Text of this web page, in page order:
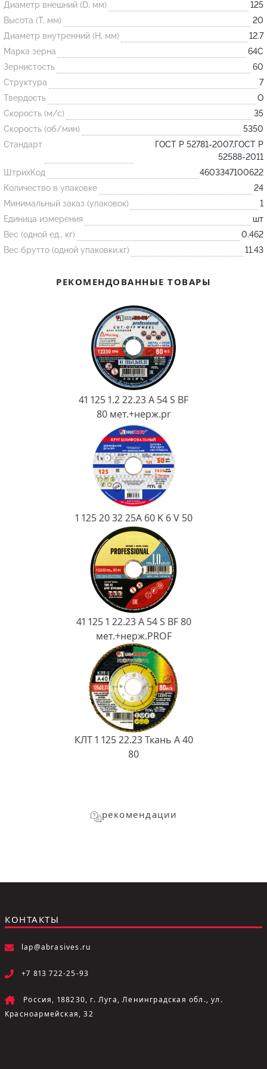
Огнеупорные
изделия
Скачать каталог
Тигель
Муфель
Черпак
Шербер
Трубка
Стержень
Пробка
Подставка
Лодочка
Контакт
Огнеупорная SiC смесь
Диаметр внешний (D, мм)
125
Высота (T, мм)
20
Диаметр внутренний (H, мм)
12.7
Марка зерна
64С
Зернистость
60
Структура
7
Твердость
O
Скорость (м/с)
35
Скорость (об/мин)
5350
Стандарт
ГОСТ Р 52781-2007,ГОСТ Р
52588-2011
ШтрихКод
4603347100622
Количество в упаковке
24
Минимальный заказ (упаковок)
1
Единица измерения
шт
Вес (одной ед., кг)
0.462
Вес брутто (одной упаковки,кг)
11.43
РЕКОМЕНДОВАННЫЕ ТОВАРЫ
41 125 1.2 22.23 A 54 S BF
80 мет.+нерж.pr
1 125 20 32 25А 60 K 6 V 50
41 125 1 22.23 A 54 S BF 80
мет.+нерж.PROF
КЛТ 1 125 22.23 Ткань A 40
80
рекомендации
КОНТАКТЫ
lap@abrasives.ru
+7 813 722-25-93
Россия, 188230, г. Луга, Ленинградская обл., ул.
Красноармейская, 32